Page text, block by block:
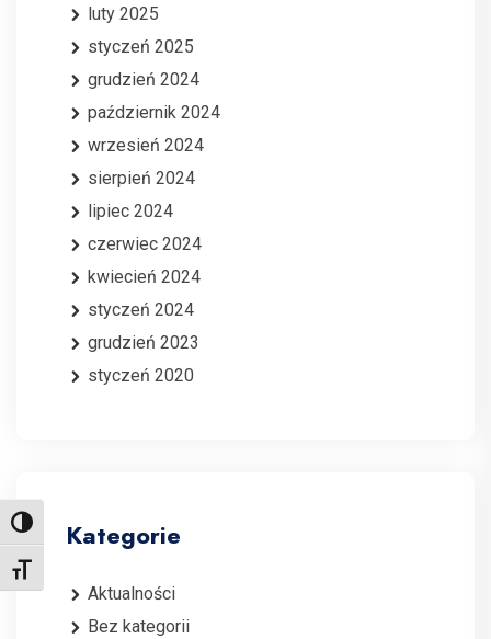
Toggle High Contrast
Toggle Font size
luty 2025
styczeń 2025
grudzień 2024
październik 2024
wrzesień 2024
sierpień 2024
lipiec 2024
czerwiec 2024
kwiecień 2024
styczeń 2024
grudzień 2023
styczeń 2020
Kategorie
Aktualności
Bez kategorii